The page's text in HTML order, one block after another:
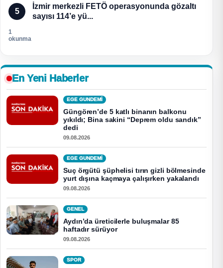
5
İzmir merkezli FETÖ operasyonunda gözaltı
sayısı 114’e yü...
1
okunma
En Yeni Haberler
EGE GUNDEMİ
Güngören’de 5 katlı binanın balkonu
yıkıldı; Bina sakini “Deprem oldu sandık”
dedi
09.08.2026
EGE GUNDEMİ
Suç örgütü şüphelisi tırın gizli bölmesinde
yurt dışına kaçmaya çalışırken yakalandı
09.08.2026
GENEL
Aydın’da üreticilerle buluşmalar 85
haftadır sürüyor
09.08.2026
SPOR